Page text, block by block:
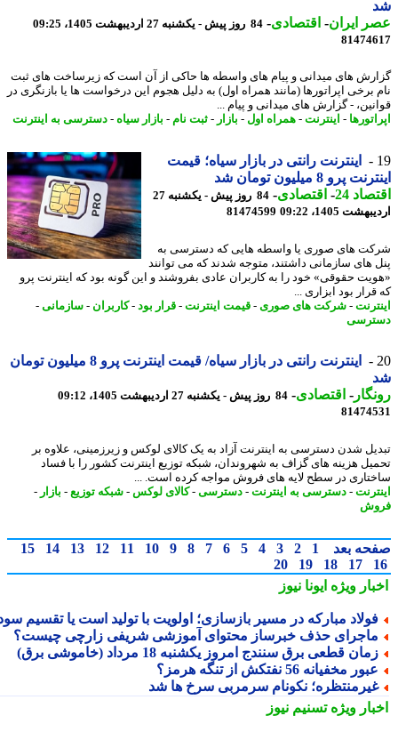
ایران- اقتصادی-84 روز پیش - یکشنبه 27 اردیبهشت 1405، 09:25
های میدانی و پیام های واسطه ها حاکی از آن است که زیرساخت های ثبت
برخی اپراتورها (مانند همراه اول) به دلیل هجوم این درخواست ها یا بازنگری در
- گزارش های میدانی و پیام ...
- اینترنت-همراه اول-بازار - ثبت نام-بازار سیاه-دسترسی به اینترنت
اینترنت رانتی در بازار سیاه؛ قیمت
پرو 8 میلیون تومان شد
24
-اقتصادی-
84 روز پیش - یکشنبه 27
1405، 09:22
81474599
های صوری یا واسطه هایی که دسترسی به
های سازمانی داشتند، متوجه شدند که می توانند
حقوقی» خود را به کاربران عادی بفروشند و این گونه بود که اینترنت پرو
بود ابزاری ...
-شرکت های صوری- قیمت اینترنت-قرار بود -کاربران - سازمانی-
اینترنت رانتی در بازار سیاه/ قیمت اینترنت پرو 8 میلیون تومان
-اقتصادی-84 روز پیش - یکشنبه 27 اردیبهشت 1405، 09:12
شدن دسترسی به اینترنت آزاد به یک کالای لوکس و زیرزمینی، علاوه بر
هزینه های گزاف به شهروندان، شبکه توزیع اینترنت کشور را با فساد
در سطح لایه های فروش مواجه کرده است. ...
-دسترسی به اینترنت-دسترسی -کالای لوکس-شبکه توزیع- بازار -
بعد 1
2
3
4
5
6
7
8
9
10
11
12
13
14
15
17
18
19
20
ویژهایونا نیوز
مبارکه در مسیر بازسازی؛ اولویت با تولید است یا تقسیم سود؟
حذف خبرساز محتوای آموزشی شریفی زارچی چیست؟
قطعی برق سنندج امروز یکشنبه 18 مرداد (خاموشی برق)
مخفیانه 56 نفتکش از تنگه هرمز؟
نکونام سرمربی سرخ ها شد
ویژهتسنیم نیوز